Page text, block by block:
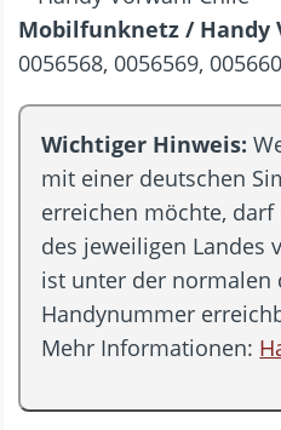
Mobilfunknetz / Handy
0056568, 0056569,
Wichtiger Hinweis:
mit einer deutschen
erreichen möchte,
des jeweiligen Landes
ist unter der normalen
Handynummer
Mehr Informationen: